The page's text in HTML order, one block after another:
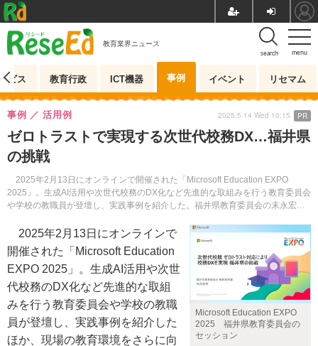
menu
search
教育業界ニュース
ビス 教育行政 ICT機器 事例 イベント リセマム
ゼロトラストで実現する次世代校務DX…福井県
の挑戦
2025年2月13日にオンラインで開催された「Microsoft Education EXPO
2025」。生成AI活用や次世代校務のDX化など先進的な取組みを行う教育委員会
や学校の教職員が登壇し、実践事例を紹介した。福井県教育委員会の末永宏樹
をレポートする。
事例 活用例 2025.5.14 Wed 10:15 PR
Microsoft Education EXPO
2025 福井県教育委員会の
セッション
2025年2月13日にオンラインで
開催された「Microsoft Education
EXPO 2025」。生成AI活用や次世
代校務のDX化など先進的な取組
みを行う教育委員会や学校の教職
員が登壇し、実践事例を紹介した
ほか、現場の教育環境をさらに向